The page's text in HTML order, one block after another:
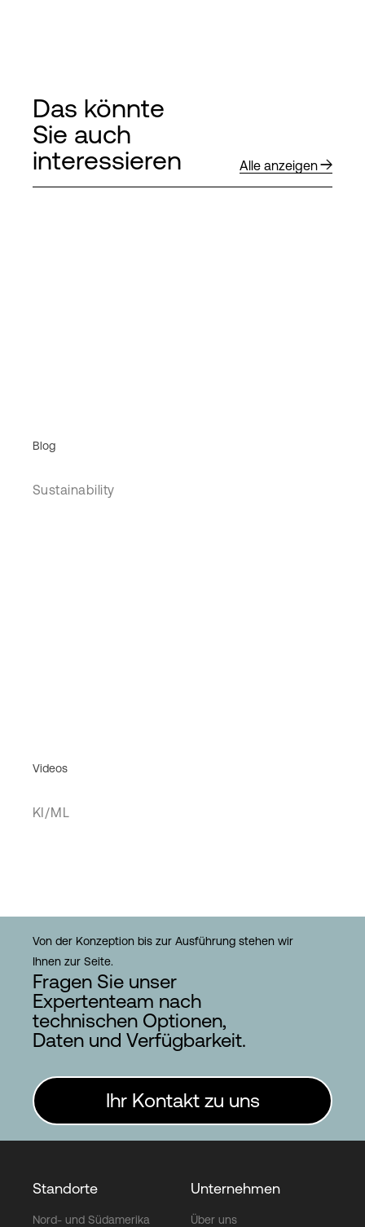
Das könnte
Sie auch
interessieren
Alle anzeigen
Blog
Sustainability
Videos
KI/ML
Von der Konzeption bis zur Ausführung stehen wir
Ihnen zur Seite.
Fragen Sie unser
Expertenteam nach
technischen Optionen,
Daten und Verfügbarkeit.
Ihr Kontakt zu uns
Standorte
Nord- und Südamerika
Unternehmen
Über uns